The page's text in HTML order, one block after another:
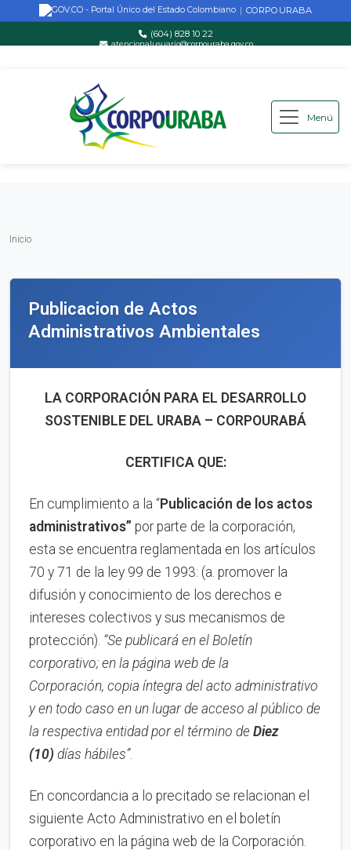
Saltar al contenido principal
| CORPOURABA
(604) 828 10 22
atencionalusuario@corpouraba.gov.co
Menú
Inicio
Publicacion de Actos
Administrativos Ambientales
LA CORPORACIÓN PARA EL DESARROLLO
SOSTENIBLE DEL URABA – CORPOURABÁ
CERTIFICA QUE:
En cumplimiento a la “Publicación de los actos
administrativos” por parte de la corporación,
esta se encuentra reglamentada en los artículos
70 y 71 de la ley 99 de 1993: (a. promover la
difusión y conocimiento de los derechos e
intereses colectivos y sus mecanismos de
protección). “Se publicará en el Boletín
corporativo; en la página web de la
Corporación, copia íntegra del acto administrativo
y en todo caso en un lugar de acceso al público de
la respectiva entidad por el término de Diez
(10) días hábiles”.
En concordancia a lo precitado se relacionan el
siguiente Acto Administrativo en el boletín
corporativo en la página web de la Corporación.